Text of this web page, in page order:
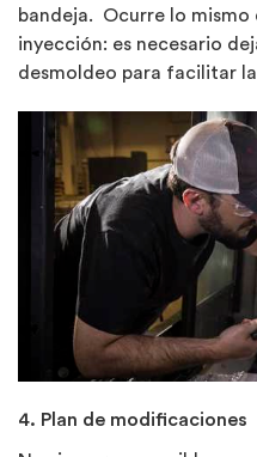
bandeja. Ocurre lo mismo
inyección: es necesario
desmoldeo para facilitar
4. Plan de modificaciones